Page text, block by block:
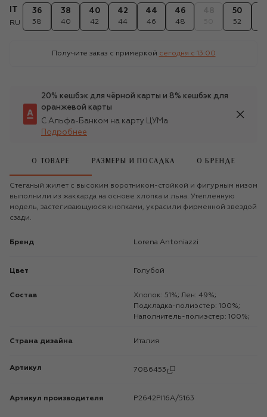
RU
36
38
38
40
40
42
42
44
44
46
46
48
50
52
Получите заказ с примеркой сегодня c 13:00
20% кешбэк для чёрной карты и 8% кешбэк для
оранжевой карты
С Альфа-Банком на карту ЦУМа
Подробнее
О ТОВАРЕ РАЗМЕРЫ И ПОСАДКА О БРЕНДЕ
Стеганый жилет с высоким воротником-стойкой и фигурным низом
выполнили из жаккарда на основе хлопка и льна. Утепленную
модель, застегивающуюся кнопками, украсили фирменной звездой
сзади.
Бренд Lorena Antoniazzi
Цвет Голубой
Состав
Хлопок: 51%; Лен: 49%;
Подкладка-полиэстер: 100%;
Наполнитель-полиэстер: 100%;
Страна дизайна Италия
Артикул 7086453
Артикул производителя P2642PI16A/5163